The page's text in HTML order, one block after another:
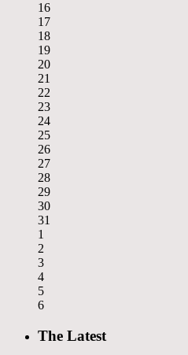
16
17
18
19
20
21
22
23
24
25
26
27
28
29
30
31
1
2
3
4
5
6
The Latest